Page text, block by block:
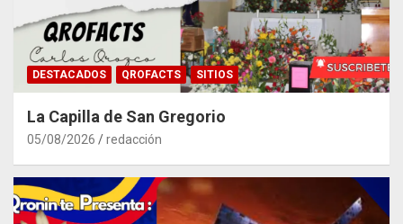
DESTACADOS QROFACTS SITIOS
La Capilla de San Gregorio
05/08/2026 redacción